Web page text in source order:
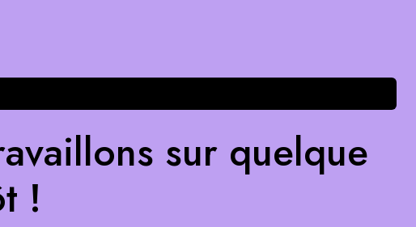
sur quelque
!